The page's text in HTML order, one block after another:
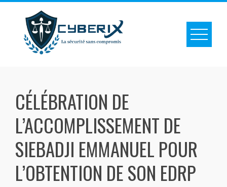
CÉLÉBRATION DE
L’ACCOMPLISSEMENT DE
SIEBADJI EMMANUEL POUR
L’OBTENTION DE SON EDRP